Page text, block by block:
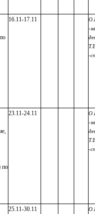
16.11-17.11
-
-
по
23.11-24.11
-
-
25.11-30.11